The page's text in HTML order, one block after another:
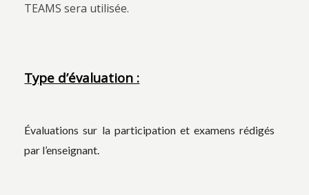
TEAMS sera utilisée.
Type d’évaluation :
Évaluations sur la participation et examens rédigés
par l’enseignant.